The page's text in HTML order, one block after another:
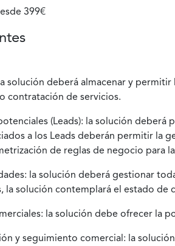
399€
solución deberá almacenar y
contratación de servicios.
(Leads): la solución
a los Leads deberán permitir la
de reglas de negocio para
la solución deberá gestionar
la solución contemplará el estado de
la solución debe ofrecer la
y seguimiento comercial: la